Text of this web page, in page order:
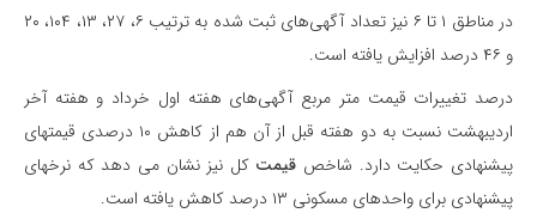
در مناطق ۱ تا ۶ نیز تعداد آگهی‌های ثبت شده به ترتیب ۶، ۲۷، ۱۳، ۱۰۴، ۲۰
و ۴۶ درصد افزایش یافته است.
درصد تغییرات قیمت متر مربع آگهی‌های هفته اول خرداد و هفته آخر
اردیبهشت نسبت به دو هفته قبل از آن هم از کاهش ۱۰ درصدی قیمتهای
پیشنهادی حکایت دارد. شاخص قیمتکل نیز نشان می دهد که نرخهای
پیشنهادی برای واحدهای مسکونی ۱۳ درصد کاهش یافته است.